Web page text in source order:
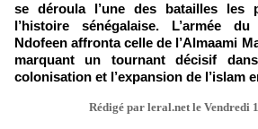
se déroula l’une des batailles les
l’histoire sénégalaise. L’armée
Ndofeen affronta celle de l’Almaami
marquant un tournant décisif
colonisation et l’expansion de l’islam
Rédigé par leral.net le Vendredi